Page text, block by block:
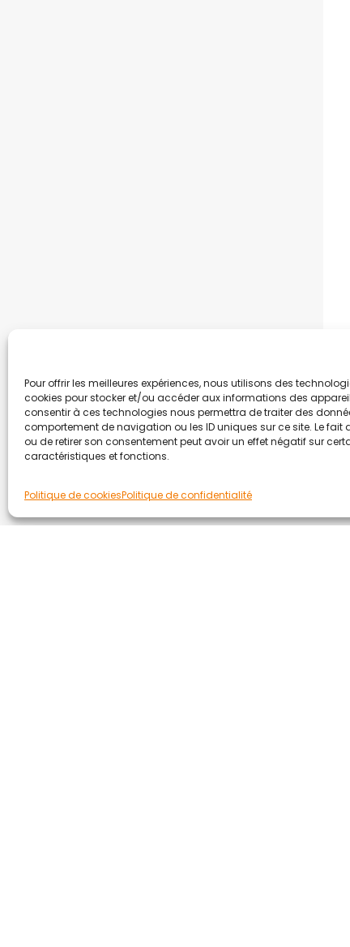
Pour offrir les meilleures expériences, nous utilisons des
cookies pour stocker et/ou accéder aux informations des
consentir à ces technologies nous permettra de traiter des
comportement de navigation ou les ID uniques sur ce site. Le fait
ou de retirer son consentement peut avoir un effet négatif sur
caractéristiques et fonctions.
Politique de cookiesPolitique de confidentialité